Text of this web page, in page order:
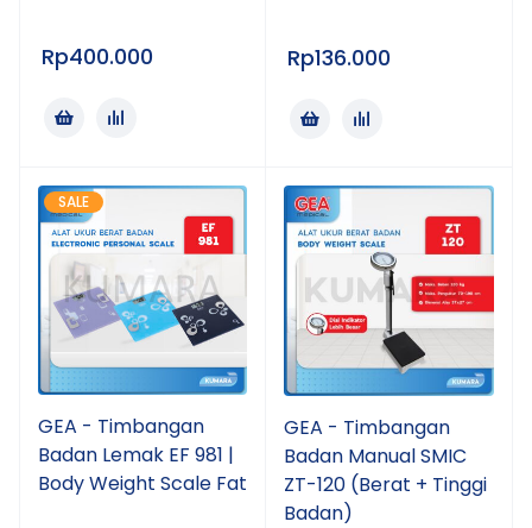
Rp400.000 Rp136.000
SALE
GEA - Timbangan
Badan Lemak EF 981 |
Body Weight Scale Fat
GEA - Timbangan
Badan Manual SMIC
ZT-120 (Berat + Tinggi
Badan)